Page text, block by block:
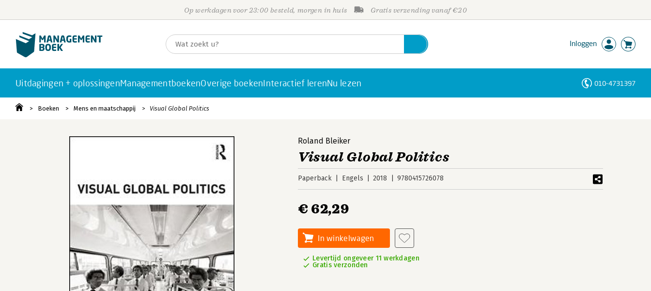
Op werkdagen voor 23:00 besteld, morgen in huis Gratis verzending vanaf €20
Inloggen
Uitdagingen + oplossingenManagementboekenOverige boekenInteractief lerenNu lezen 010-4731397
Boeken Mens en maatschappij Visual Global Politics
Roland Bleiker
Visual Global Politics
Paperback Engels 2018 9780415726078
€ 62,29
In winkelwagen
Levertijd ongeveer 11 werkdagen
Gratis verzonden
Personen